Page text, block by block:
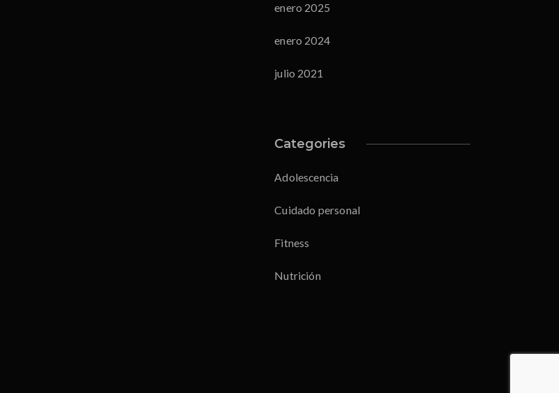
enero 2025
enero 2024
julio 2021
Categories
Adolescencia
Cuidado personal
Fitness
Nutrición